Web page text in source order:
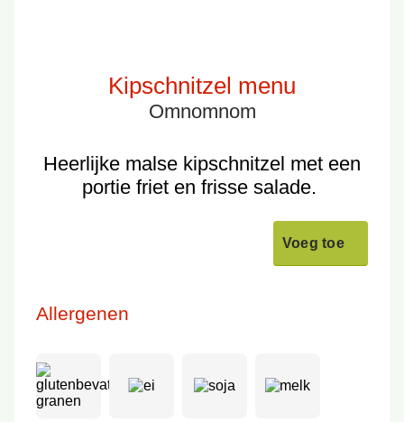
Kipschnitzel menu
Omnomnom
Heerlijke malse kipschnitzel met een
portie friet en frisse salade.
Voeg toe
Allergenen